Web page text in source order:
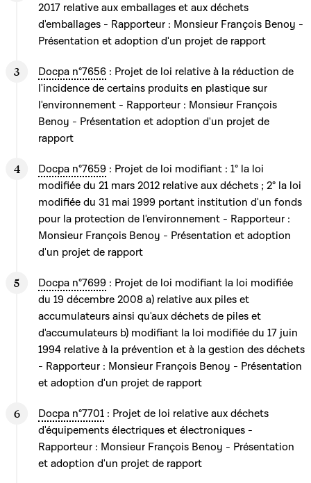
2017 relative aux emballages et aux déchets
d'emballages - Rapporteur : Monsieur François Benoy -
Présentation et adoption d'un projet de rapport
Docpa n°7656 : Projet de loi relative à la réduction de
l'incidence de certains produits en plastique sur
l'environnement - Rapporteur : Monsieur François
Benoy - Présentation et adoption d'un projet de
rapport
Docpa n°7659 : Projet de loi modifiant : 1° la loi
modifiée du 21 mars 2012 relative aux déchets ; 2° la loi
modifiée du 31 mai 1999 portant institution d'un fonds
pour la protection de l'environnement - Rapporteur :
Monsieur François Benoy - Présentation et adoption
d'un projet de rapport
Docpa n°7699 : Projet de loi modifiant la loi modifiée
du 19 décembre 2008 a) relative aux piles et
accumulateurs ainsi qu'aux déchets de piles et
d'accumulateurs b) modifiant la loi modifiée du 17 juin
1994 relative à la prévention et à la gestion des déchets
- Rapporteur : Monsieur François Benoy - Présentation
et adoption d'un projet de rapport
Docpa n°7701 : Projet de loi relative aux déchets
d'équipements électriques et électroniques -
Rapporteur : Monsieur François Benoy - Présentation
et adoption d'un projet de rapport